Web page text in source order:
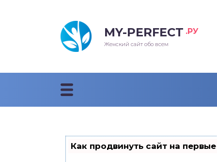
MY-PERFECT .РУ
Женский сайт обо всем
Как продвинуть сайт на
прически 2018
стрижки 2018